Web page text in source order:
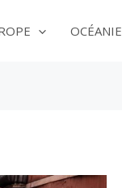
OCÉANIE